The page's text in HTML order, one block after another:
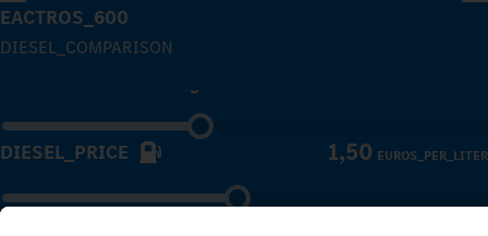
EACTROS_600
DIESEL_COMPARISON
DIESEL_PRICE 1,50 EUROS_PER_LITER
0
1
2